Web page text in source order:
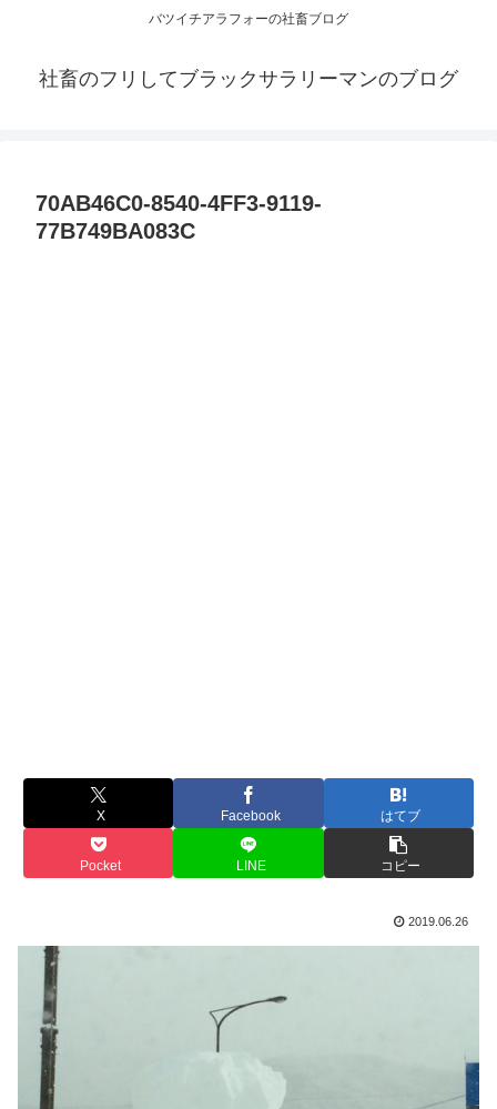
バツイチアラフォーの社畜ブログ
社畜のフリしてブラックサラリーマンのブログ
70AB46C0-8540-4FF3-9119-
77B749BA083C
X Facebook はてブ
Pocket LINE コピー
2019.06.26